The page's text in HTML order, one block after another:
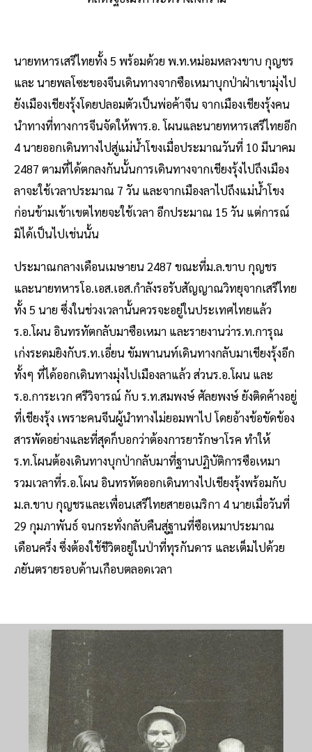
นายทหารเสรีไทยทั้ง 5 พร้อมด้วย พ.ท.หม่อมหลวงขาบ กุญชร
และ นายพลโซะของจีนเดินทางจากซือเหมาบุกป่าฝ่าเขามุ่งไป
ยังเมืองเชียงรุ้งโดยปลอมตัวเป็นพ่อค้าจีน จากเมืองเชียงรุ้งคน
นำทางที่ทางการจีนจัดให้พาร.อ. โผนและนายทหารเสรีไทยอีก
4 นายออกเดินทางไปสู่แม่น้ำโขงเมื่อประมาณวันที่ 10 มีนาคม
2487 ตามที่ได้ตกลงกันนั้นการเดินทางจากเชียงรุ้งไปถึงเมือง
ลาจะใช้เวลาประมาณ 7 วัน และจากเมืองลาไปถึงแม่น้ำโขง
ก่อนข้ามเข้าเขตไทยจะใช้เวลา อีกประมาณ 15 วัน แต่การณ์
มิได้เป็นไปเช่นนั้น
ประมาณกลางเดือนเมษายน 2487 ขณะที่ม.ล.ขาบ กุญชร
และนายทหารโอ.เอส.เอส.กำลังรอรับสัญญาณวิทยุจากเสรีไทย
ทั้ง 5 นาย ซึ่งในช่วงเวลานั้นควรจะอยู่ในประเทศไทยแล้ว
ร.อ.โผน อินทรทัตกลับมาซือเหมา และรายงานว่าร.ท.การุณ
เก่งระดมยิงกับร.ท.เอี่ยน ขัมพานนท์เดินทางกลับมาเชียงรุ้งอีก
ทั้งๆ ที่ได้ออกเดินทางมุ่งไปเมืองลาแล้ว ส่วนร.อ.โผน และ
ร.อ.การะเวก ศรีวิจารณ์ กับ ร.ท.สมพงษ์ ศัลยพงษ์ ยังติดค้างอยู่
ที่เชียงรุ้ง เพราะคนจีนผู้นำทางไม่ยอมพาไป โดยอ้างข้อขัดข้อง
สารพัดอย่างและที่สุดก็บอกว่าต้องการยารักษาโรค ทำให้
ร.ท.โผนต้องเดินทางบุกป่ากลับมาที่ฐานปฏิบัติการซือเหมา
รวมเวลาที่ร.อ.โผน อินทรทัตออกเดินทางไปเชียงรุ้งพร้อมกับ
ม.ล.ขาบ กุญชรและเพื่อนเสรีไทยสายอเมริกา 4 นายเมื่อวันที่
29 กุมภาพันธ์ จนกระทั่งกลับคืนสู่ฐานที่ซือเหมาประมาณ
เดือนครึ่ง ซึ่งต้องใช้ชีวิตอยู่ในป่าที่ทุรกันดาร และเต็มไปด้วย
ภยันตรายรอบด้านเกือบตลอดเวลา